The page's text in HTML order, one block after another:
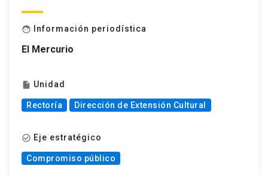
face Información periodística
El Mercurio
insert_drive_file Unidad
Rectoría Dirección de Extensión Cultural
check_circle_outline Eje estratégico
Compromiso público